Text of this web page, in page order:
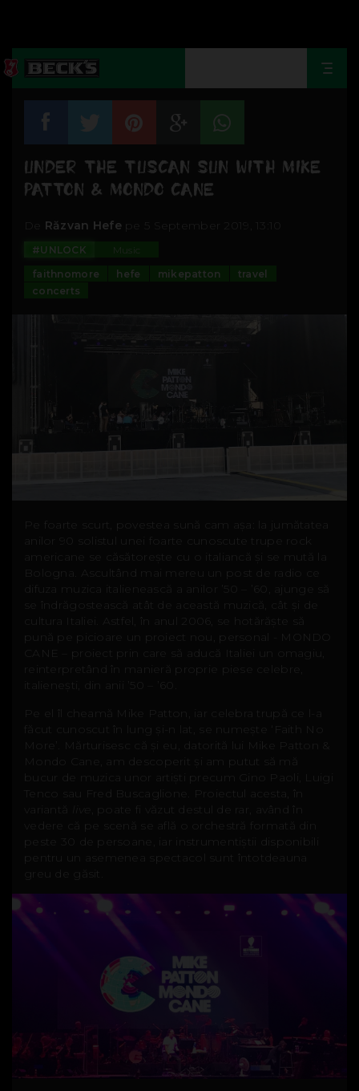
UNDER THE TUSCAN SUN WITH MIKE
PATTON & MONDO CANE
Răzvan Hefe pe 5 September 2019, 13:10
#UNLOCK
Music
faithnomore
hefe mikepatton
travel
concerts
Pe foarte scurt, povestea sună cam așa: la jumătatea
anilor 90 solistul unei foarte cunoscute trupe rock
americane se căsătorește cu o italiancă și se mută la
Bologna. Ascultând mai mereu un post de radio ce
difuza muzica italienească a anilor ’50 – ’60, ajunge să
se îndrăgostească atât de această muzică, cât și de
cultura Italiei. Astfel, în anul 2006, se hotărăște să
pună pe picioare un proiect nou, personal - MONDO
CANE – proiect prin care să aducă Italiei un omagiu,
reinterpretând în manieră proprie piese celebre,
italienești, din anii ’50 – ’60.
Pe el îl cheamă Mike Patton, iar celebra trupă ce l-a
făcut cunoscut în lung și-n lat, se numește ‘Faith No
More’. Mărturisesc că și eu, datorită lui Mike Patton &
Mondo Cane, am descoperit și am putut să mă
bucur de muzica unor artiști precum Gino Paoli, Luigi
Tenco sau Fred Buscaglione. Proiectul acesta, în
variantă
, poate fi văzut destul de rar, având în
vedere că pe scenă se află o orchestră formată din
peste 30 de persoane, iar instrumentiștii disponibili
pentru un asemenea spectacol sunt întotdeauna
greu de găsit.